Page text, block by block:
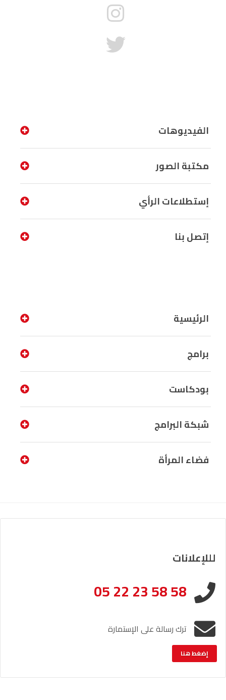
الفيديوهات
مكتبة الصور
إستطلاعات الرأي
إتصل بنا
الرئيسية
برامج
بودكاست
شبكة البرامج
فضاء المرأة
لللإعلانات
05 22 23 58 58
ترك رسالة على الإستمارة
إضغط هنا